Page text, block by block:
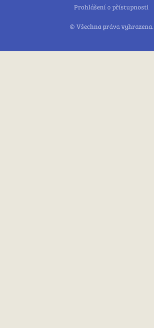
Prohlášení o přístupnosti
© Všechna práva vyhrazena.